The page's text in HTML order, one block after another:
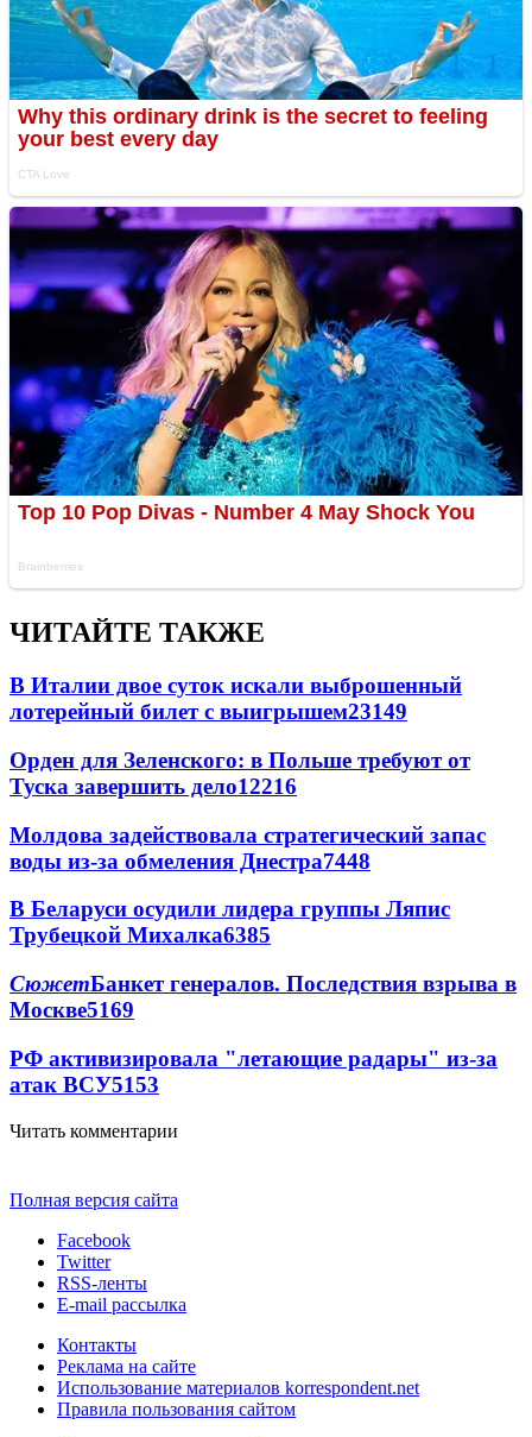
ЧИТАЙТЕ ТАКЖЕ
В Италии двое суток искали выброшенный
лотерейный билет с выигрышем23149
Орден для Зеленского: в Польше требуют от
Туска завершить дело12216
Молдова задействовала стратегический запас
воды из-за обмеления Днестра7448
В Беларуси осудили лидера группы Ляпис
Трубецкой Михалка6385
СюжетБанкет генералов. Последствия взрыва в
Москве5169
РФ активизировала "летающие радары" из-за
атак ВСУ5153
Читать комментарии
Полная версия сайта
Facebook
Twitter
RSS-ленты
E-mail рассылка
Контакты
Реклама на сайте
Использование материалов korrespondent.net
Правила пользования сайтом